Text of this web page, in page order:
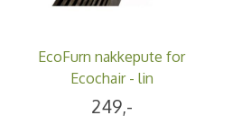
EcoFurn nakkepute for
Ecochair - lin
249,-